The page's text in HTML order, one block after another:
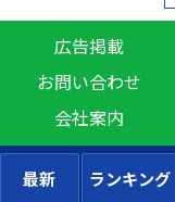
広告掲載
お問い合わせ
会社案内
最新 ランキング